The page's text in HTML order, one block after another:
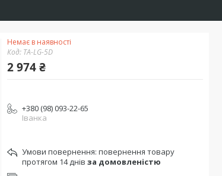
Немає в наявності
Код: TA-LG-5D
2 974 ₴
+380 (98) 093-22-65
Іванка
повернення товару
протягом 14 днів за домовленістю